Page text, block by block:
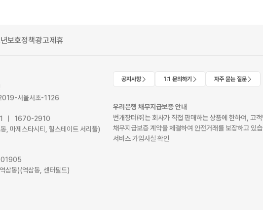
보호정책광고제휴
서울서초-1126
| 1670-2910
, 마제스타시티, 힐스테이트 서리풀)
삼동)(역삼동, 센터필드)
공지사항 1:1 문의하기 자주 묻는 질문
우리은행 채무지급보증 안내
번개장터㈜는 회사가 직접 판매하는 상품에 한하여, 고
채무지급보증 계약을 체결하여 안전거래를 보장하고 있
서비스 가입사실 확인